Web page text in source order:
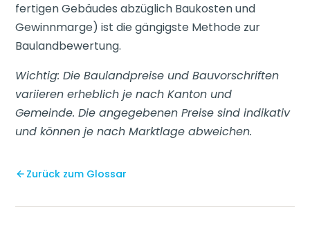
fertigen Gebäudes abzüglich Baukosten und
Gewinnmarge) ist die gängigste Methode zur
Baulandbewertung.
Wichtig: Die Baulandpreise und Bauvorschriften
variieren erheblich je nach Kanton und
Gemeinde. Die angegebenen Preise sind indikativ
und können je nach Marktlage abweichen.
Zurück zum Glossar